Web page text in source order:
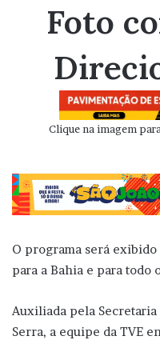
Foto
Clique na imagem
O programa será
para a Bahia e para todo
Auxiliada pela Secretaria
Serra, a equipe da TVE